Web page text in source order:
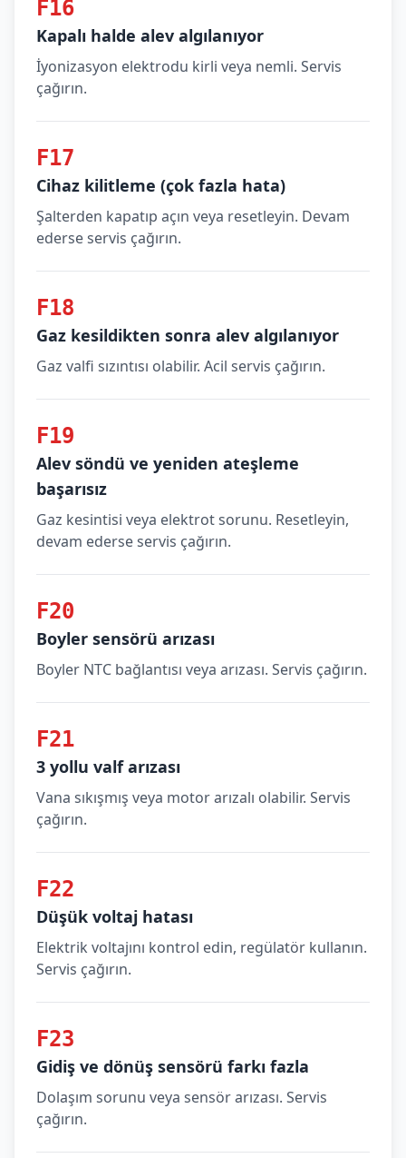
F16
Kapalı halde alev algılanıyor
İyonizasyon elektrodu kirli veya nemli. Servis
çağırın.
F17
Cihaz kilitleme (çok fazla hata)
Şalterden kapatıp açın veya resetleyin. Devam
ederse servis çağırın.
F18
Gaz kesildikten sonra alev algılanıyor
Gaz valfi sızıntısı olabilir. Acil servis çağırın.
F19
Alev söndü ve yeniden ateşleme
başarısız
Gaz kesintisi veya elektrot sorunu. Resetleyin,
devam ederse servis çağırın.
F20
Boyler sensörü arızası
Boyler NTC bağlantısı veya arızası. Servis çağırın.
F21
3 yollu valf arızası
Vana sıkışmış veya motor arızalı olabilir. Servis
çağırın.
F22
Düşük voltaj hatası
Elektrik voltajını kontrol edin, regülatör kullanın.
Servis çağırın.
F23
Gidiş ve dönüş sensörü farkı fazla
Dolaşım sorunu veya sensör arızası. Servis
çağırın.